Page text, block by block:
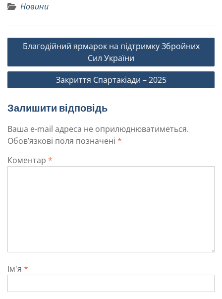
Новини
Благодійний ярмарок на підтримку Збройних
Сил України
Закриття Спартакіади – 2025
Залишити відповідь
Ваша e-mail адреса не оприлюднюватиметься.
Обов’язкові поля позначені *
Коментар *
Ім'я *